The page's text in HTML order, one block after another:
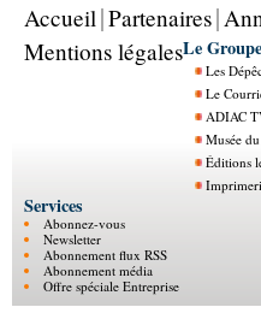
Accueil Partenaires
Mentions légalesLe Groupe
Les
Le
ADIAC
Musée
Éditions
Services
Abonnez-vous
Newsletter
Abonnement flux RSS
Abonnement média
Offre spéciale Entreprise